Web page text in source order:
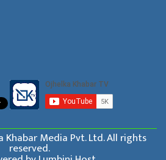
Media Pvt. Ltd. All rights
reserved.